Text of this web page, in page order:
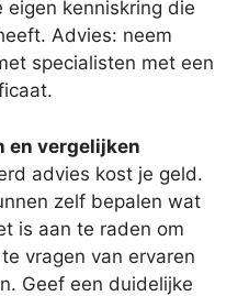
eigen kenniskring die
Advies: neem
specialisten met een
en vergelijken
advies kost je geld.
zelf bepalen wat
is aan te raden om
vragen van ervaren
Geef een duidelijke